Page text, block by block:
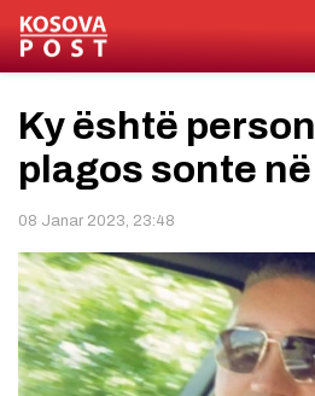
Ky është
plagos sonte
08 Janar 2023, 23:48